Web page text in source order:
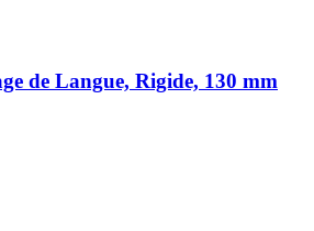
de Langue, Rigide, 130 mm